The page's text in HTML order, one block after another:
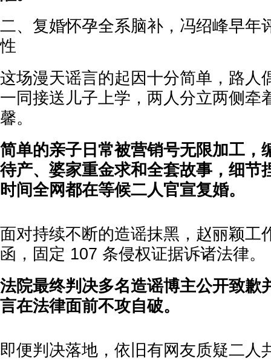
二、复婚怀孕全系脑补，冯绍峰早年
性
这场漫天谣言的起因十分简单，路人
一同接送儿子上学，两人分立两侧牵
馨。
简单的亲子日常被营销号无限加工，
待产、婆家重金求和全套故事，细节
时间全网都在等候二人官宣复婚。
面对持续不断的造谣抹黑，赵丽颖工
函，固定 107 条侵权证据诉诸法律。
法院最终判决多名造谣博主公开致歉
言在法律面前不攻自破。
即便判决落地，依旧有网友质疑二人